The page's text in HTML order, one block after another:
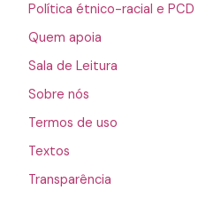
Política étnico-racial e PCD
Quem apoia
Sala de Leitura
Sobre nós
Termos de uso
Textos
Transparência